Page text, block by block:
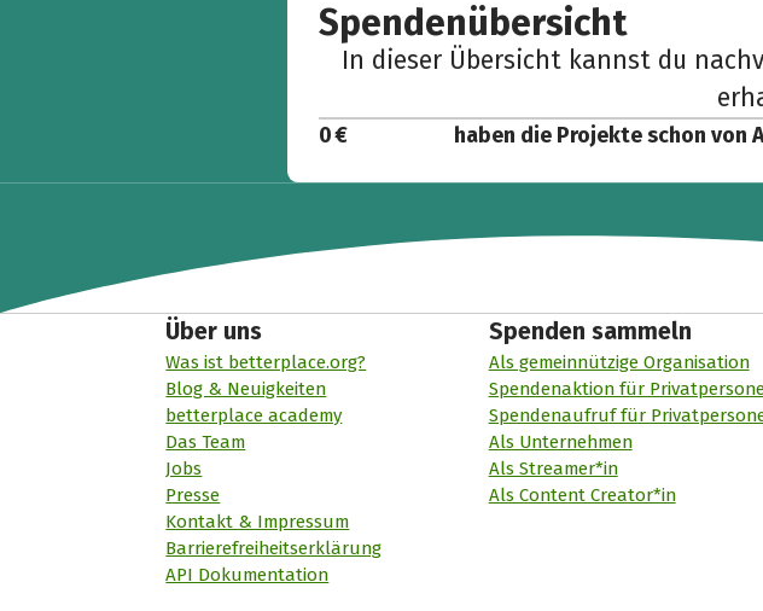
Spendenübersicht
In dieser Übersicht kannst du
0 € haben die Projekte schon von
Über uns
Was ist betterplace.org?
Blog & Neuigkeiten
betterplace academy
Das Team
Jobs
Presse
Kontakt & Impressum
Barrierefreiheitserklärung
API Dokumentation
Spenden sammeln
Als gemeinnützige Organisation
Spendenaktion für
Spendenaufruf für
Als Unternehmen
Als Streamer*in
Als Content Creator*in